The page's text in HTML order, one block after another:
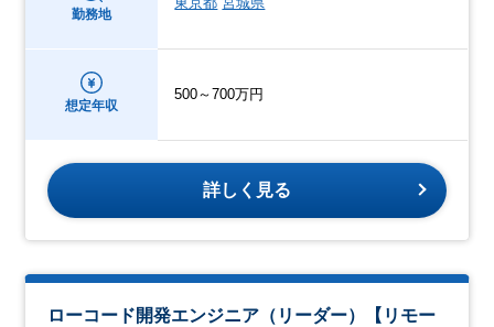
勤務地
想定年収
500～700万円
詳しく見る
ローコード開発エンジニア（リーダー）【リモー